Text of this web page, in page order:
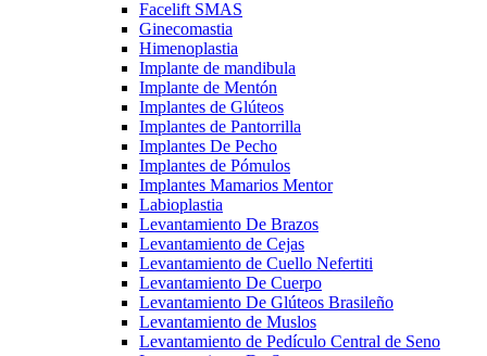
Facelift SMAS
Ginecomastia
Himenoplastia
Implante de mandibula
Implante de Mentón
Implantes de Glúteos
Implantes de Pantorrilla
Implantes De Pecho
Implantes de Pómulos
Implantes Mamarios Mentor
Labioplastia
Levantamiento De Brazos
Levantamiento de Cejas
Levantamiento de Cuello Nefertiti
Levantamiento De Cuerpo
Levantamiento De Glúteos Brasileño
Levantamiento de Muslos
Levantamiento de Pedículo Central de Seno